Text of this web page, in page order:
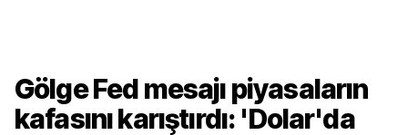
Gölge Fed mesajı piyasaların
kafasını karıştırdı: 'Dolar'da